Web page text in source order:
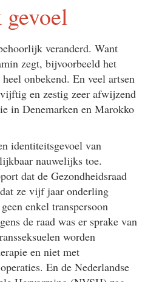
veranderd. Want
zegt, bijvoorbeeld het
onbekend. En veel artsen
en zestig zeer afwijzend
in Denemarken en Marokko
identiteitsgevoel van
nauwelijks toe.
dat de Gezondheidsraad
ze vijf jaar onderling
enkel transpersoon
de raad was er sprake van
worden
en niet met
En de Nederlandse